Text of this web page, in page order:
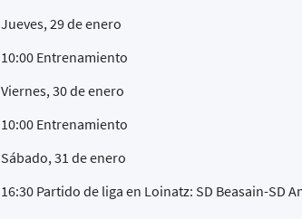
Jueves, 29 de enero
10:00 Entrenamiento
Viernes, 30 de enero
10:00 Entrenamiento
Sábado, 31 de enero
16:30 Partido de liga en Loinatz: SD Beasain-SD